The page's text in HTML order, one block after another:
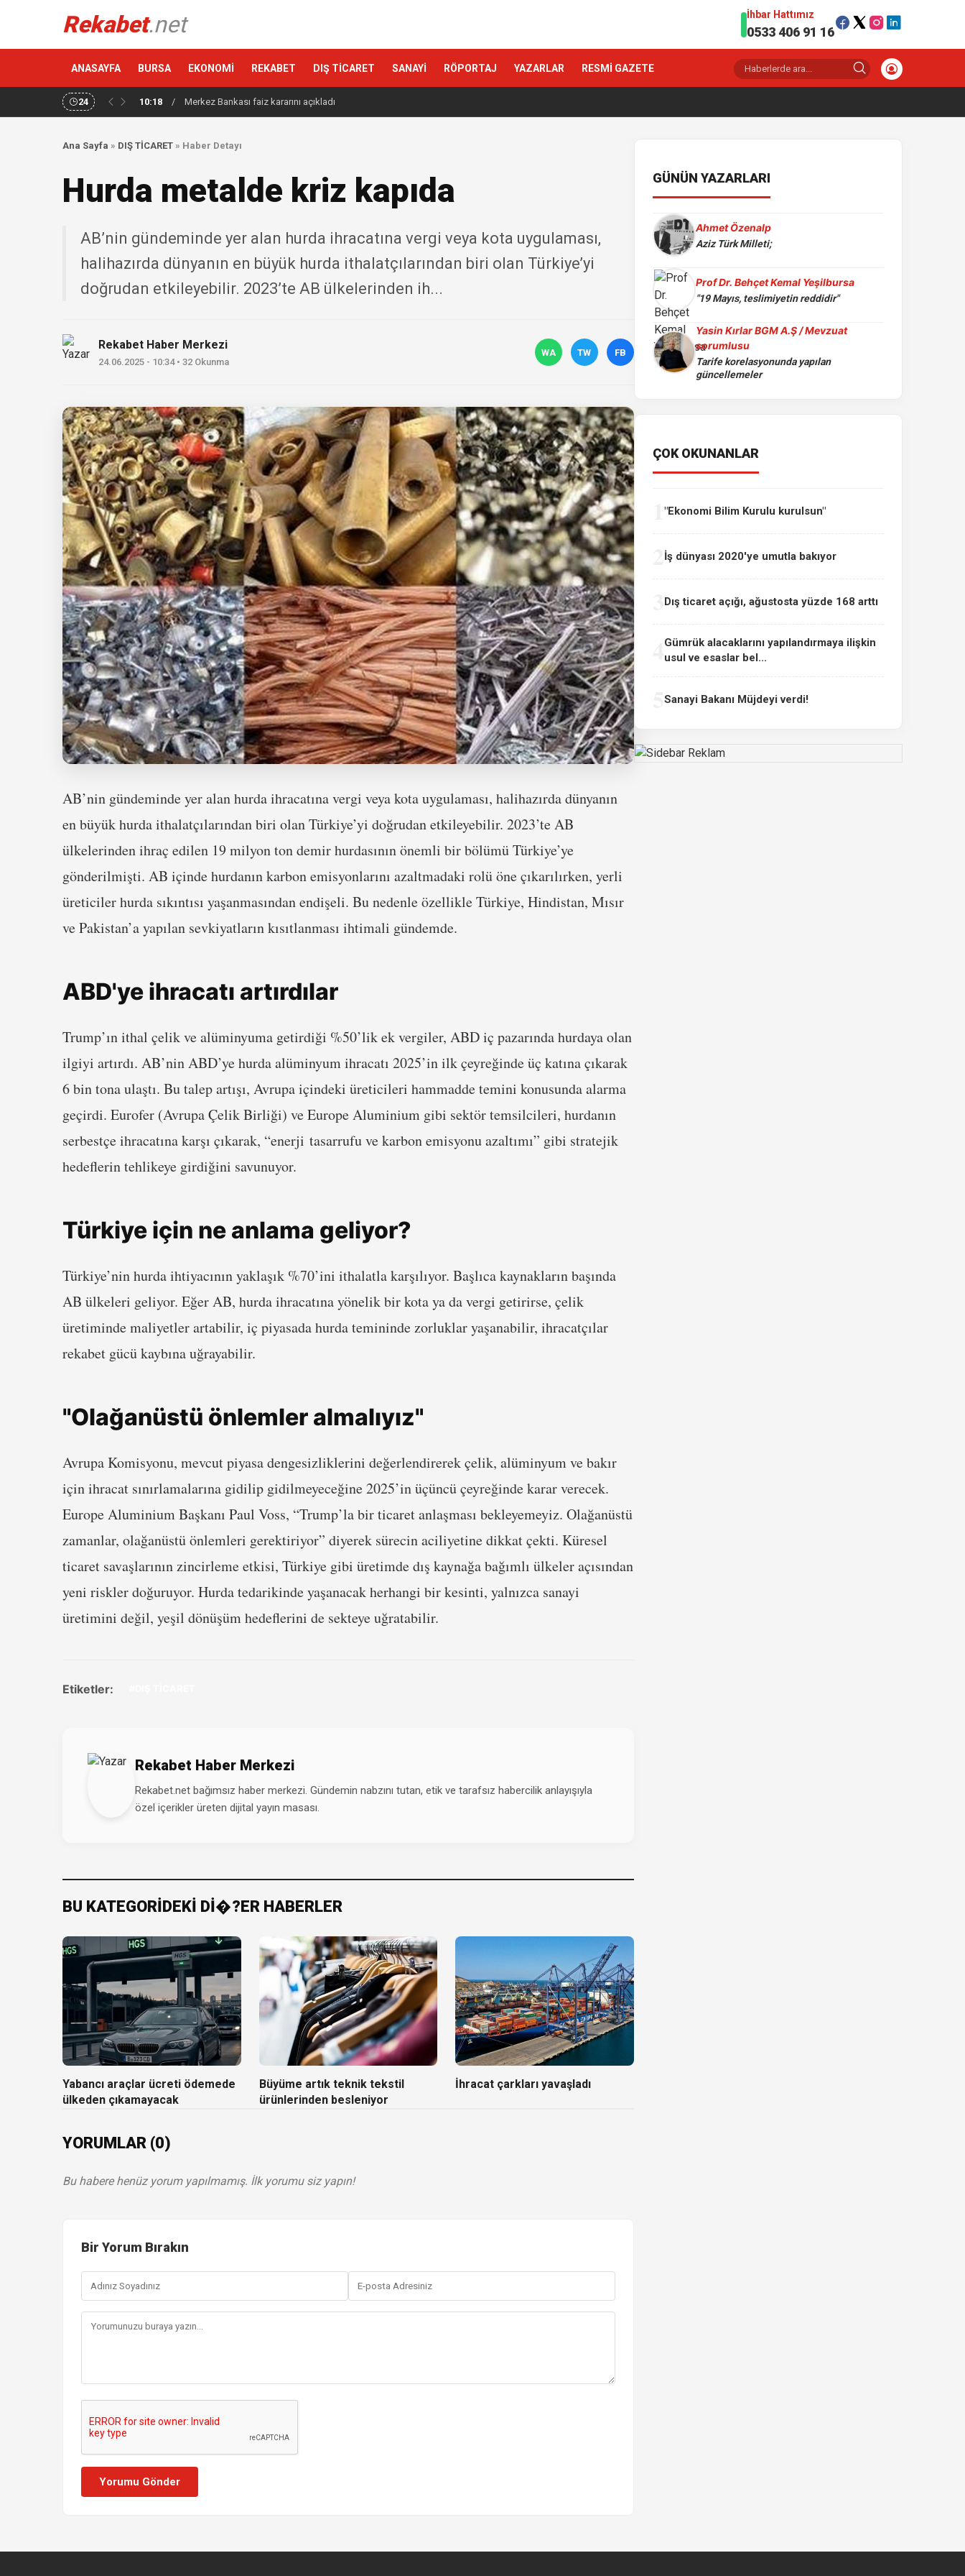
Rekabet.net İhbar Hattımız
0533 406 91 16
ANASAYFA BURSA EKONOMİ REKABET DIŞ TİCARET SANAYİ RÖPORTAJ YAZARLAR RESMİ GAZETE
24 10:18 / Merkez Bankası faiz kararını açıkladı
Ana Sayfa » DIŞ TİCARET » Haber Detayı
Hurda metalde kriz kapıda
AB’nin gündeminde yer alan hurda ihracatına vergi veya kota uygulaması,
halihazırda dünyanın en büyük hurda ithalatçılarından biri olan Türkiye’yi
doğrudan etkileyebilir. 2023’te AB ülkelerinden ih...
Rekabet Haber Merkezi
24.06.2025 - 10:34 • 32 Okunma
WA TW FB
AB’nin gündeminde yer alan hurda ihracatına vergi veya kota uygulaması, halihazırda dünyanın
en büyük hurda ithalatçılarından biri olan Türkiye’yi doğrudan etkileyebilir. 2023’te AB
ülkelerinden ihraç edilen 19 milyon ton demir hurdasının önemli bir bölümü Türkiye’ye
gönderilmişti. AB içinde hurdanın karbon emisyonlarını azaltmadaki rolü öne çıkarılırken, yerli
üreticiler hurda sıkıntısı yaşanmasından endişeli. Bu nedenle özellikle Türkiye, Hindistan, Mısır
ve Pakistan’a yapılan sevkiyatların kısıtlanması ihtimali gündemde.
ABD'ye ihracatı artırdılar
Trump’ın ithal çelik ve alüminyuma getirdiği %50’lik ek vergiler, ABD iç pazarında hurdaya olan
ilgiyi artırdı. AB’nin ABD’ye hurda alüminyum ihracatı 2025’in ilk çeyreğinde üç katına çıkarak
6 bin tona ulaştı. Bu talep artışı, Avrupa içindeki üreticileri hammadde temini konusunda alarma
geçirdi. Eurofer (Avrupa Çelik Birliği) ve Europe Aluminium gibi sektör temsilcileri, hurdanın
serbestçe ihracatına karşı çıkarak, “enerji tasarrufu ve karbon emisyonu azaltımı” gibi stratejik
hedeflerin tehlikeye girdiğini savunuyor.
Türkiye için ne anlama geliyor?
Türkiye’nin hurda ihtiyacının yaklaşık %70’ini ithalatla karşılıyor. Başlıca kaynakların başında
AB ülkeleri geliyor. Eğer AB, hurda ihracatına yönelik bir kota ya da vergi getirirse, çelik
üretiminde maliyetler artabilir, iç piyasada hurda temininde zorluklar yaşanabilir, ihracatçılar
rekabet gücü kaybına uğrayabilir.
"Olağanüstü önlemler almalıyız"
Avrupa Komisyonu, mevcut piyasa dengesizliklerini değerlendirerek çelik, alüminyum ve bakır
için ihracat sınırlamalarına gidilip gidilmeyeceğine 2025’in üçüncü çeyreğinde karar verecek.
Europe Aluminium Başkanı Paul Voss, “Trump’la bir ticaret anlaşması bekleyemeyiz. Olağanüstü
zamanlar, olağanüstü önlemleri gerektiriyor” diyerek sürecin aciliyetine dikkat çekti. Küresel
ticaret savaşlarının zincirleme etkisi, Türkiye gibi üretimde dış kaynağa bağımlı ülkeler açısından
yeni riskler doğuruyor. Hurda tedarikinde yaşanacak herhangi bir kesinti, yalnızca sanayi
üretimini değil, yeşil dönüşüm hedeflerini de sekteye uğratabilir.
Etiketler:
Rekabet Haber Merkezi
Rekabet.net bağımsız haber merkezi. Gündemin nabzını tutan, etik ve tarafsız habercilik anlayışıyla
özel içerikler üreten dijital yayın masası.
BU KATEGORİDEKİ Dİ�?ER HABERLER
Yabancı araçlar ücreti ödemede
ülkeden çıkamayacak
Büyüme artık teknik tekstil
ürünlerinden besleniyor
İhracat çarkları yavaşladı
YORUMLAR (0)
Bu habere henüz yorum yapılmamış. İlk yorumu siz yapın!
Bir Yorum Bırakın
Yorumu Gönder
GÜNÜN YAZARLARI
Ahmet Özenalp
Aziz Türk Milleti;
Prof Dr. Behçet Kemal Yeşilbursa
"19 Mayıs, teslimiyetin reddidir"
Yasin Kırlar BGM A.Ş / Mevzuat
sorumlusu
Tarife korelasyonunda yapılan
güncellemeler
ÇOK OKUNANLAR
"Ekonomi Bilim Kurulu kurulsun"
İş dünyası 2020'ye umutla bakıyor
Dış ticaret açığı, ağustosta yüzde 168 arttı
Gümrük alacaklarını yapılandırmaya ilişkin
usul ve esaslar bel...
Sanayi Bakanı Müjdeyi verdi!